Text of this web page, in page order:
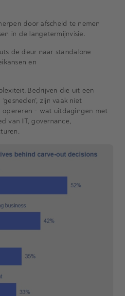
door afscheid te nemen
in de langetermijnvisie.
de deur naar standalone
en
Bedrijven die uit een
zijn vaak niet
– wat uitdagingen met
van IT, governance,